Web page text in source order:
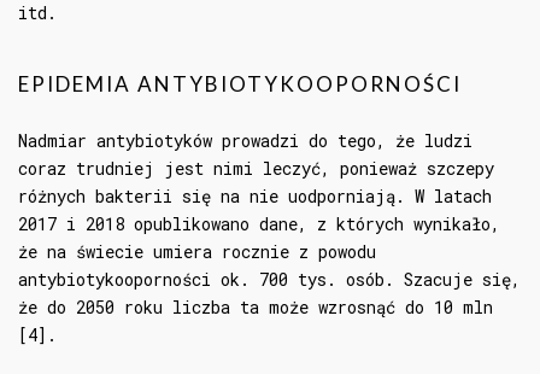
itd.
EPIDEMIA ANTYBIOTYKOOPORNOŚCI
Nadmiar antybiotyków prowadzi do tego, że ludzi
coraz trudniej jest nimi leczyć, ponieważ szczepy
różnych bakterii się na nie uodporniają. W latach
2017 i 2018 opublikowano dane, z których wynikało,
że na świecie umiera rocznie z powodu
antybiotykooporności ok. 700 tys. osób. Szacuje się,
że do 2050 roku liczba ta może wzrosnąć do 10 mln
[4].